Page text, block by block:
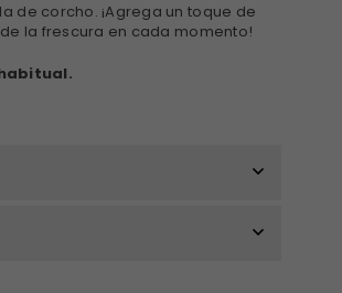
de corcho. ¡Agrega un toque de
la frescura en cada momento!